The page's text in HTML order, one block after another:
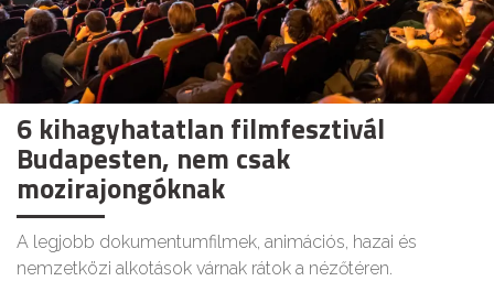
6 kihagyhatatlan filmfesztivál
Budapesten, nem csak
mozirajongóknak
A legjobb dokumentumfilmek, animációs, hazai és
nemzetközi alkotások várnak rátok a nézőtéren.